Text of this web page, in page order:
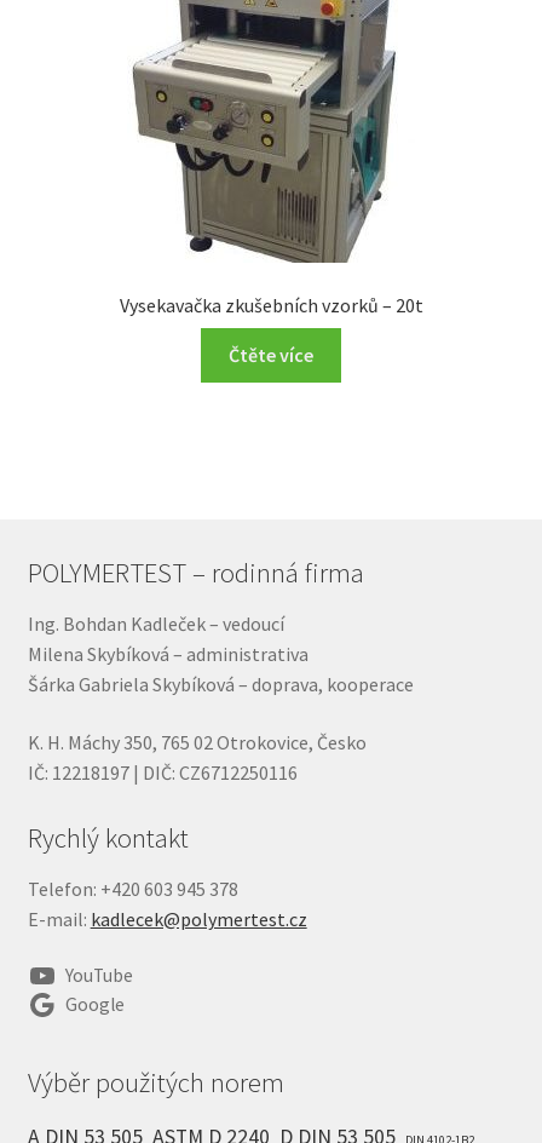
Vysekavačka zkušebních vzorků – 20t
Čtěte více
POLYMERTEST – rodinná firma
Ing. Bohdan Kadleček – vedoucí
Milena Skybíková – administrativa
Šárka Gabriela Skybíková – doprava, kooperace
K. H. Máchy 350, 765 02 Otrokovice, Česko
IČ: 12218197 | DIČ: CZ6712250116
Rychlý kontakt
Telefon: +420 603 945 378
E-mail: kadlecek@polymertest.cz
YouTube
Google
Výběr použitých norem
A DIN 53 505 ASTM D 2240 D DIN 53 505 DIN 4102-1B2